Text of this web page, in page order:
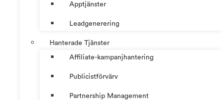
Apptjänster
Leadgenerering
Hanterade Tjänster
Affiliate-kampanjhantering
Publicistförvärv
Partnership Management